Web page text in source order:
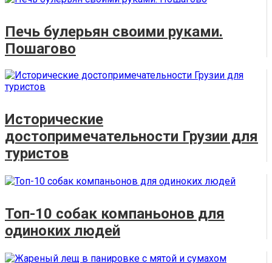
Печь булерьян своими руками.
Пошагово
Исторические
достопримечательности Грузии для
туристов
Топ-10 собак компаньонов для
одиноких людей